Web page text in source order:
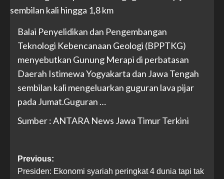
Balai Penyelidikan dan Pengembangan
Teknologi Kebencanaan Geologi (BPPTKG)
menyebutkan Gunung Merapi di perbatasan
Daerah Istimewa Yogyakarta dan Jawa Tengah
sembilan kali mengeluarkan guguran lava pijar
pada Jumat.Guguran …
Sumber : ANTARA News Jawa Timur Terkini
Previous:
Presiden: Ekonomi syariah peringkat 4 dunia tapi tak